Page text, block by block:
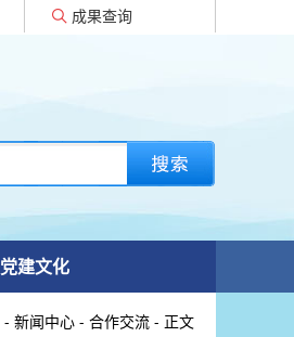
成果查询
党建文化
- 新闻中心 - 合作交流 - 正文